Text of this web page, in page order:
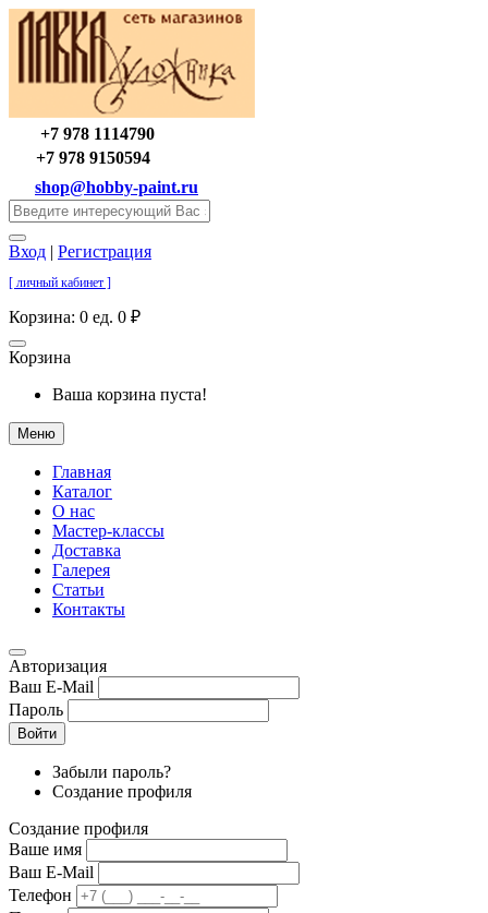
+7 978 1114790
+7 978 9150594
shop@hobby-paint.ru
Вход | Регистрация
[ личный кабинет ]
Корзина: 0 ед. 0 ₽
Корзина
Ваша корзина пуста!
Меню
Главная
Каталог
О нас
Мастер-классы
Доставка
Галерея
Статьи
Контакты
Авторизация
Ваш E-Mail
Пароль
Войти
Забыли пароль?
Создание профиля
Создание профиля
Ваше имя
Ваш E-Mail
Телефон